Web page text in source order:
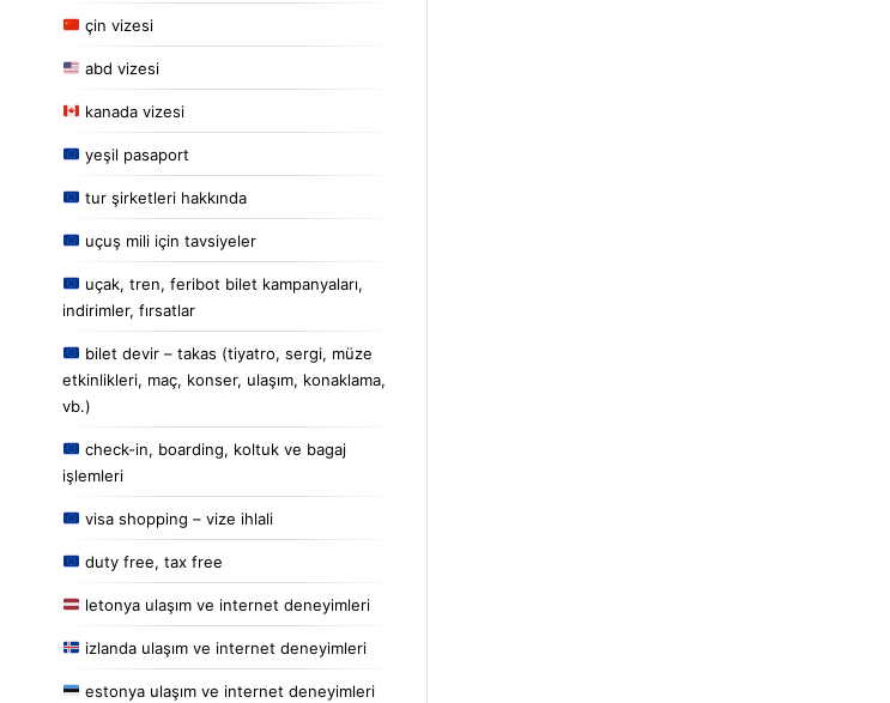
çin vizesi
abd vizesi
kanada vizesi
yeşil pasaport
tur şirketleri hakkında
uçuş mili için tavsiyeler
uçak, tren, feribot bilet kampanyaları,
indirimler, fırsatlar
bilet devir – takas (tiyatro, sergi, müze
etkinlikleri, maç, konser, ulaşım, konaklama,
vb.)
check-in, boarding, koltuk ve bagaj
işlemleri
visa shopping – vize ihlali
duty free, tax free
letonya ulaşım ve internet deneyimleri
izlanda ulaşım ve internet deneyimleri
estonya ulaşım ve internet deneyimleri